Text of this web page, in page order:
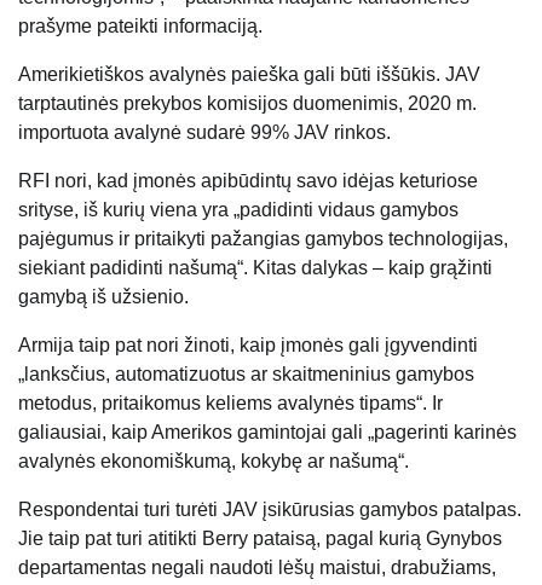
prašyme pateikti informaciją.
Amerikietiškos avalynės paieška gali būti iššūkis. JAV
tarptautinės prekybos komisijos duomenimis, 2020 m.
importuota avalynė sudarė 99% JAV rinkos.
RFI nori, kad įmonės apibūdintų savo idėjas keturiose
srityse, iš kurių viena yra „padidinti vidaus gamybos
pajėgumus ir pritaikyti pažangias gamybos technologijas,
siekiant padidinti našumą“. Kitas dalykas – kaip grąžinti
gamybą iš užsienio.
Armija taip pat nori žinoti, kaip įmonės gali įgyvendinti
„lanksčius, automatizuotus ar skaitmeninius gamybos
metodus, pritaikomus keliems avalynės tipams“. Ir
galiausiai, kaip Amerikos gamintojai gali „pagerinti karinės
avalynės ekonomiškumą, kokybę ar našumą“.
Respondentai turi turėti JAV įsikūrusias gamybos patalpas.
Jie taip pat turi atitikti Berry pataisą, pagal kurią Gynybos
departamentas negali naudoti lėšų maistui, drabužiams,